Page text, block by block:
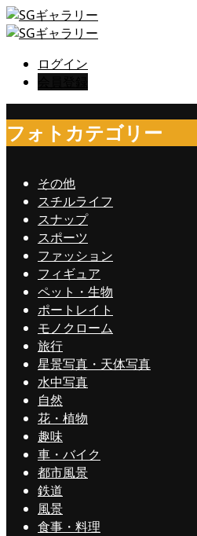
ログイン
フォトカテゴリー
その他
スチルライフ
スナップ
スポーツ
ファッション
フィギュア
ペット・生物
ポートレイト
モノクローム
旅行
星景写真・天体写真
水中写真
自然
花・植物
趣味
車・バイク
都市風景
鉄道
風景
食事・料理